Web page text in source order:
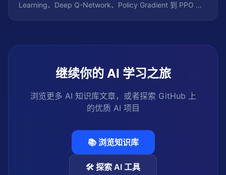
Learning、Deep Q-Network、Policy Gradient 到 PPO 的
继续你的 AI 学习之旅
浏览更多 AI 知识库文章，或者探索 GitHub 上
的优质 AI 项目
📚 浏览知识库
🛠️ 探索 AI 工具